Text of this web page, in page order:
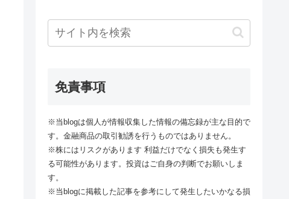
免責事項
※当blogは個人が情報収集した情報の備忘録が主な目的で
す。金融商品の取引勧誘を行うものではありません。
※株にはリスクがあります 利益だけでなく損失も発生す
る可能性があります。投資はご自身の判断でお願いしま
す。
※当blogに掲載した記事を参考にして発生したいかなる損